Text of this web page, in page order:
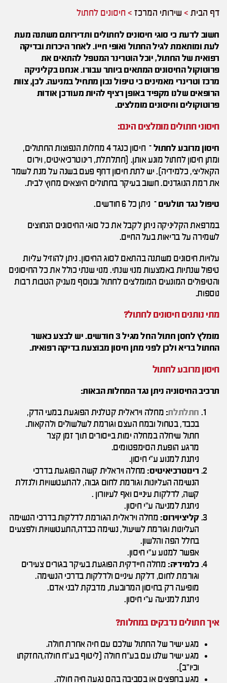
דף הבית > שירותי המרכז > חיסונים לחתול
חשוב לדעת כי סוגי חיסונים לחתולים ותדירותם משתנה מעת
לעת ומותאמת לגיל החתול ואופי חייו. לאחר היכרות ובדיקה
רפואית של החתול, יוכל הוטרינר המטפל להתאים את
פרוטוקול החיסונים המתאים ביותר עבורו. אנחנו בקליניקה
מרכז וטרינרי מאמינים כי טיפול נכון מתחיל במניעה. לכן, צוות
הרופאים שלנו מקפיד באופן רציף להיות מעודכן אודות
פרוטוקולים וחיסונים מומלצים.
חיסוני חתולים מומלצים הינם:
חיסון מרובע לחתול
– חיסון כנגד 4 מחלות הנפוצות החתולים,
ומתן חיסון לחתול מונע אותן. (חתלתלת, רינוטרכיאיטיס, וירוס
הקאליצי, כלמידיה). יש לתת חיסון דחף פעם בשנה על מנת לשמר
את רמת הנוגדנים. חשוב בעיקר בחתולים היוצאים מחוץ לבית.
טיפול נגד תולעים – ניתן כל 6 חודשים.
במרפאת הקליניקה ניתן לקבל את כל סוגי החיסונים הנחוצים
לשמירה על בריאות בעל החיים.
עלויות חיסונים משתנה בהתאם לסוג החיסון. ניתן להוזיל עליות
טיפול שנתיות באמצעות מנוי שנתי. מנוי שנתי כולל את כל החיסונים
והטיפולים המונעים המומלצים לחתול ובנוסף מעניק הטבות רבות
נוספות.
מתי נותנים חיסונים לחתול?
מומלץ לחסן חתול החל מגיל 3 חודשים. יש לבצע כאשר
החתול בריא ולכן לפני מתן חיסון מבוצעת בדיקה רפואית.
חיסון מרובע לחתול
תרכיב החיסוניה ניתן נגד המחלות הבאות:
חתלתלת: מחלה ויראלית קטלנית הפוגעת במעי הדק,
בכבד, בטחול ובמח העצם וגורמת לשלשולים ולהקאות.
חתול שיחלה במחלה ימות בייסורים תוך זמן קצר
מרגע הופעת הסימפטומים.
ניתנת למנוע ע"י חיסון.
רינוטרכיאיטיס: מחלה ויראלית קשה הפוגעת בדרכי
הנשימה העליונות וגורמת לחום גבוה, להתעטשויות ולנזלת
קשה, לדלקות עיניים ואף לעיוורון .
ניתנת למניעה ע"י חיסון.
קליציוירוס: מחלה ויראלית הגורמת לדלקות בדרכי הנשימה
העליונות וגורמת לשיעול, נשימה כבדה,התעטשויות ולפצעים
בחלל הפה והלשון.
אפשר למנוע ע"י חיסון.
כלמידיה: מחלה חיידקית הפוגעת בעיקר בגורים צעירים
וגורמת לחום, דלקת עיניים ולדלקות בדרכי הנשימה.
מופיעה רק בחיסון המרובעת, מדבקת לבני אדם.
ניתנת למניעה ע"י חיסון.
איך חתולים נדבקים במחלות?
מגע ישיר של החתול שלכם עם חיה אחרת חולה.
מגע ישיר שלנו עם בע"ח חולה (ליטוף בע"ח חולה,החזקתו
וכיו"ב).
מגע בחפצים או בסביבה בהם נגעה חיה חולה.